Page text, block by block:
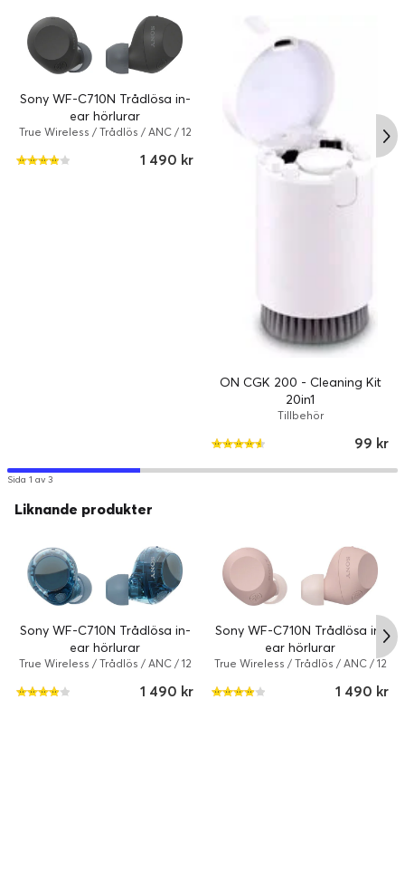
Produktlinje:
Sony
Modell:
WF-C710N
Tillverkare:
Sony
Förpackad kvantitet:
1
Ljudsystem
användning:
Sony WF-C710N Trådlösa in-
ear hörlurar
True Wireless / Trådlös / ANC / 12
1 490 kr
ON CGK 200 - Cleaning Kit
20in1
Tillbehör
99 kr
Sida 1 av 3
Liknande produkter
Sony WF-C710N Trådlösa in-
ear hörlurar
True Wireless / Trådlös / ANC / 12
1 490 kr
Sony WF-C710N Trådlösa in-
ear hörlurar
True Wireless / Trådlös / ANC / 12
1 490 kr